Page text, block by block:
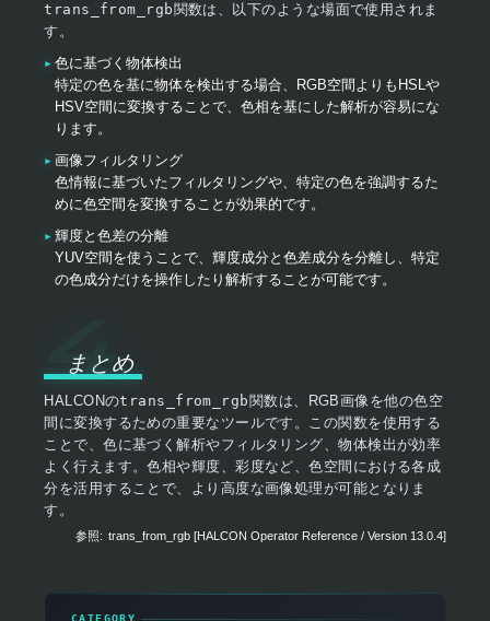
trans_from_rgb 関数は、以下のような場面で使用されま
す。
色に基づく物体検出
特定の色を基に物体を検出する場合、RGB空間よりもHSLや
HSV空間に変換することで、色相を基にした解析が容易にな
ります。
画像フィルタリング
色情報に基づいたフィルタリングや、特定の色を強調するた
めに色空間を変換することが効果的です。
輝度と色差の分離
YUV空間を使うことで、輝度成分と色差成分を分離し、特定
の色成分だけを操作したり解析することが可能です。
まとめ
HALCONのtrans_from_rgb 関数は、RGB画像を他の色空
間に変換するための重要なツールです。この関数を使用する
ことで、色に基づく解析やフィルタリング、物体検出が効率
よく行えます。色相や輝度、彩度など、色空間における各成
分を活用することで、より高度な画像処理が可能となりま
す。
参照: trans_from_rgb [HALCON Operator Reference / Version 13.0.4]